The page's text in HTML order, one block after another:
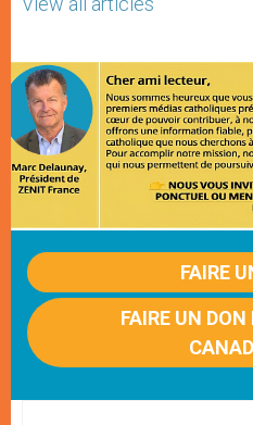
FAIRE
FAIRE UN